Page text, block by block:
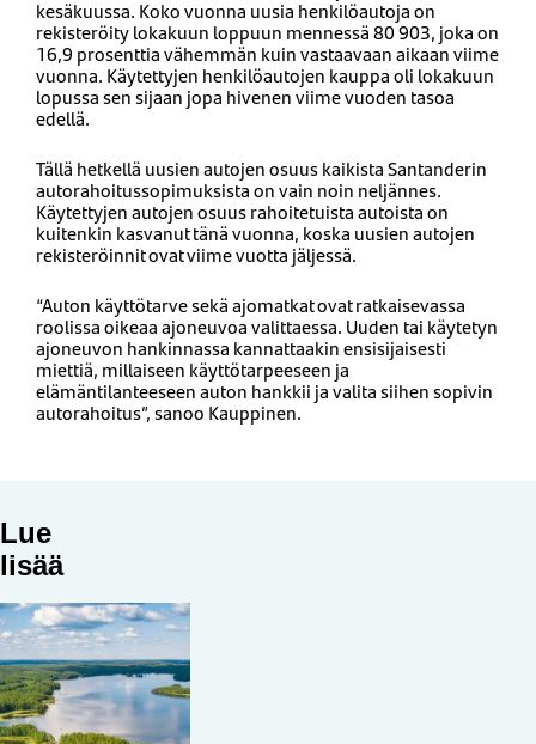
kesäkuussa. Koko vuonna uusia henkilöautoja on
rekisteröity lokakuun loppuun mennessä 80 903, joka on
16,9 prosenttia vähemmän kuin vastaavaan aikaan viime
vuonna. Käytettyjen henkilöautojen kauppa oli lokakuun
lopussa sen sijaan jopa hivenen viime vuoden tasoa
edellä.
Tällä hetkellä uusien autojen osuus kaikista Santanderin
autorahoitussopimuksista on vain noin neljännes.
Käytettyjen autojen osuus rahoitetuista autoista on
kuitenkin kasvanut tänä vuonna, koska uusien autojen
rekisteröinnit ovat viime vuotta jäljessä.
“Auton käyttötarve sekä ajomatkat ovat ratkaisevassa
roolissa oikeaa ajoneuvoa valittaessa. Uuden tai käytetyn
ajoneuvon hankinnassa kannattaakin ensisijaisesti
miettiä, millaiseen käyttötarpeeseen ja
elämäntilanteeseen auton hankkii ja valita siihen sopivin
autorahoitus”, sanoo Kauppinen.
Lue
lisää